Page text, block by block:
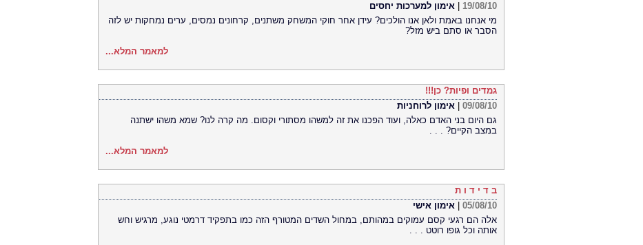
19/08/10
אימון למערכות יחסים
מי אנחנו באמת ולאן אנו הולכים? עידן אחר חוקי המשחק משתנים, קרחונים נמסים, ערים נמחקות יש לזה
הסבר או סתם ביש מזל?
למאמר המלא...
גמדים ופיות? כן!!!
09/08/10
אימון לרוחניות
גם היום בני האדם כאלה, ועוד הפכנו את זה למשהו מסתורי וקסום. מה קרה לנו? שמא משהו ישתנה
במצב הקיים? . . .
למאמר המלא...
ב ד י ד ו ת
05/08/10
אימון אישי
אלה הם רגעי קסם עמוקים במהותם, במחול השדים המטורף הזה כמו בתפקיד דרמטי נוגע, מרגיש וחש
אותה וכל גופו רוטט . . .